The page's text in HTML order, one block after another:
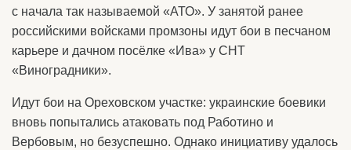
с начала так называемой «АТО». У занятой ранее
российскими войсками промзоны идут бои в песчаном
карьере и дачном посёлке «Ива» у СНТ
«Виноградники».
Идут бои на Ореховском участке: украинские боевики
вновь попытались атаковать под Работино и
Вербовым, но безуспешно. Однако инициативу удалось